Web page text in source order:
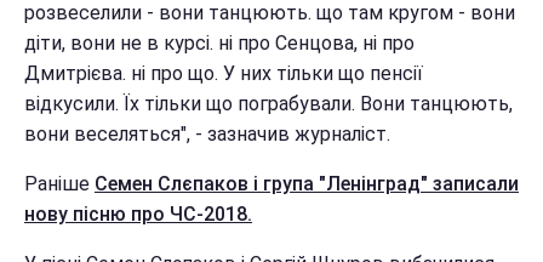
розвеселили - вони танцюють. що там кругом - вони
діти, вони не в курсі. ні про Сенцова, ні про
Дмитрієва. ні про що. У них тільки що пенсії
відкусили. Їх тільки що пограбували. Вони танцюють,
вони веселяться", - зазначив журналіст.
Раніше Семен Слєпаков і група "Ленінград" записали
нову пісню про ЧС-2018.